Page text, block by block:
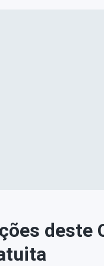
deste